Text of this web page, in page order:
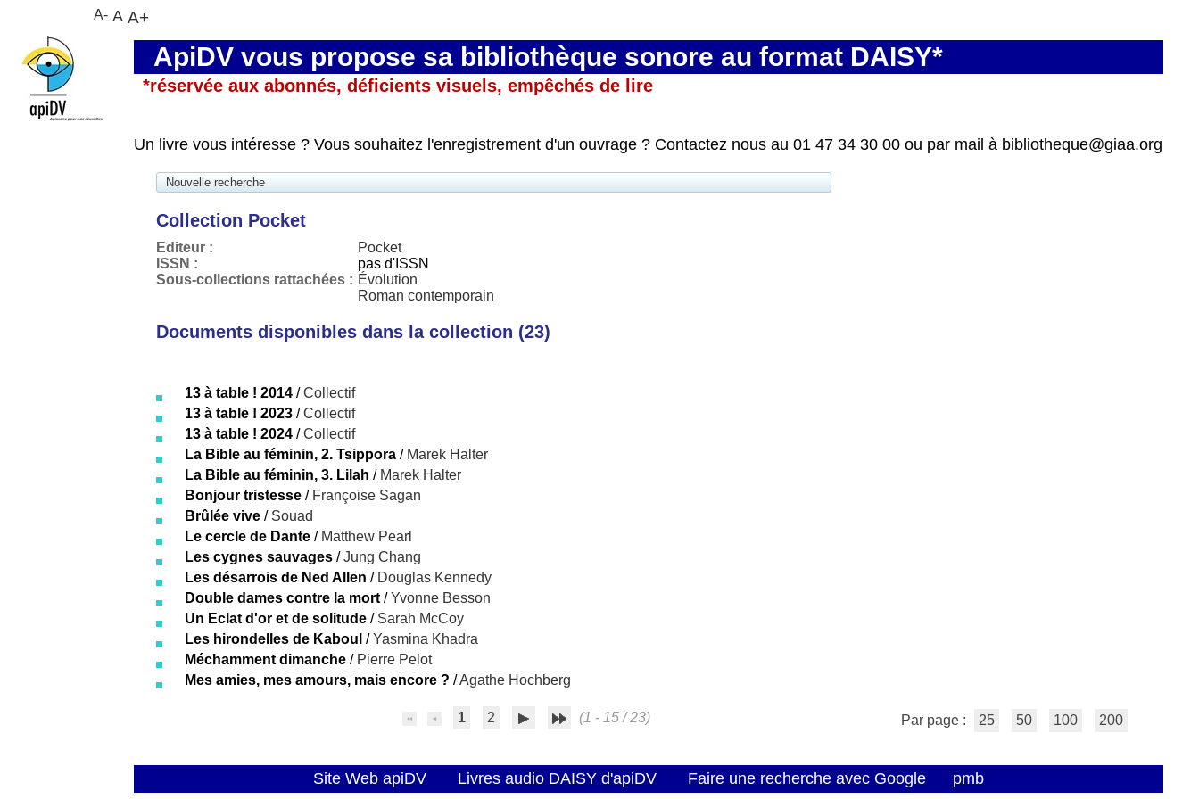
ApiDV vous propose sa bibliothèque sonore au format DAISY*
*réservée aux abonnés, déficients visuels, empêchés de lire
Un livre vous intéresse ? Vous souhaitez l'enregistrement d'un ouvrage ? Contactez nous au 01 47 34 30 00 ou par mail à bibliotheque@giaa.org
Nouvelle recherche
Collection Pocket
Editeur :
Pocket
ISSN :
pas d'ISSN
Sous-collections rattachées : Évolution
Roman contemporain
Documents disponibles dans la collection (23)
13 à table ! 2014 /Collectif
13 à table ! 2023 /Collectif
13 à table ! 2024 /Collectif
La Bible au féminin, 2. Tsippora / Marek Halter
La Bible au féminin, 3. Lilah / Marek Halter
Bonjour tristesse / Françoise Sagan
Brûlée vive / Souad
Le cercle de Dante / Matthew Pearl
Les cygnes sauvages /Jung Chang
Les désarrois de Ned Allen / Douglas Kennedy
Double dames contre la mort /Yvonne Besson
Un Eclat d'or et de solitude / Sarah McCoy
Les hirondelles de Kaboul /Yasmina Khadra
Méchamment dimanche / Pierre Pelot
Mes amies, mes amours, mais encore ? /Agathe Hochberg
1 2 (1 - 15 / 23) Par page : 25 50 100 200
Site Web apiDV Livres audio DAISY d'apiDV Faire une recherche avec Google pmb
A- A A+